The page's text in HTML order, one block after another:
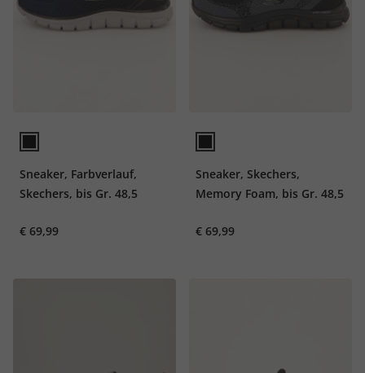
Sneaker, Farbverlauf,
Skechers, bis Gr. 48,5
€ 69,99
Sneaker, Skechers,
Memory Foam, bis Gr. 48,5
€ 69,99